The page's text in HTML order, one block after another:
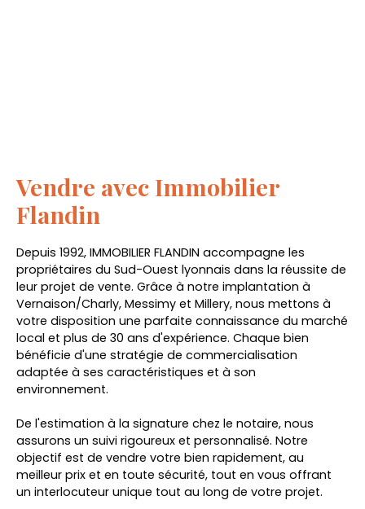
Vendre avec Immobilier
Flandin
Depuis 1992, IMMOBILIER FLANDIN accompagne les
propriétaires du Sud-Ouest lyonnais dans la réussite de
leur projet de vente. Grâce à notre implantation à
Vernaison/Charly, Messimy et Millery, nous mettons à
votre disposition une parfaite connaissance du marché
local et plus de 30 ans d'expérience. Chaque bien
bénéficie d'une stratégie de commercialisation
adaptée à ses caractéristiques et à son
environnement.
De l'estimation à la signature chez le notaire, nous
assurons un suivi rigoureux et personnalisé. Notre
objectif est de vendre votre bien rapidement, au
meilleur prix et en toute sécurité, tout en vous offrant
un interlocuteur unique tout au long de votre projet.